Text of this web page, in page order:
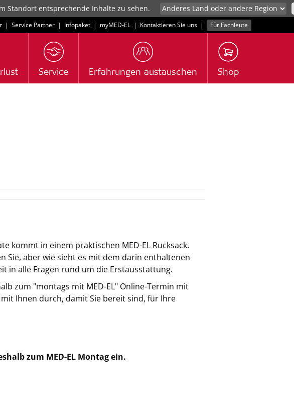
Standort entsprechende Inhalte zu sehen.
| Service Partner | Infopaket | myMED‑EL | Kontaktieren Sie uns | Für Fachleute
Service Erfahrungen austauschen Shop
kommt in einem praktischen MED-EL Rucksack.
Sie, aber wie sieht es mit dem darin enthaltenen
in alle Fragen rund um die Erstausstattung.
zum "montags mit MED-EL" Online-Termin mit
Ihnen durch, damit Sie bereit sind, für Ihre
zum MED-EL Montag ein.